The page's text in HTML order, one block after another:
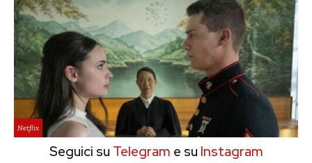
Netflix
Seguici su Telegram e su Instagram